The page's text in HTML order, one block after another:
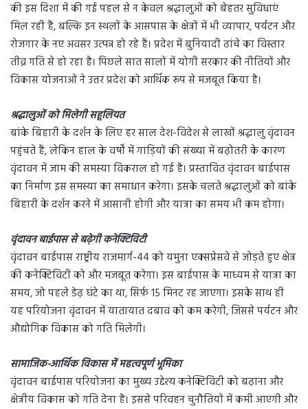
की इस दिशा में की गई पहल से न केवल श्रद्धालुओं को बेहतर सुविधाएं
मिल रही हैं, बल्कि इन स्थलों के आसपास के क्षेत्रों में भी व्यापार, पर्यटन और
रोजगार के नए अवसर उत्पन्न हो रहे हैं। प्रदेश में बुनियादी ढांचे का विस्तार
तीव्र गति से हो रहा है। पिछले सात सालों में योगी सरकार की नीतियों और
विकास योजनाओं ने उत्तर प्रदेश को आर्थिक रूप से मजबूत किया है।
श्रद्धालुओं को मिलेगी सहूलियत
बांके बिहारी के दर्शन के लिए हर साल देश-विदेश से लाखों श्रद्धालु वृंदावन
पहुंचते हैं, लेकिन हाल के वर्षों में गाड़ियों की संख्या में बढ़ोतरी के कारण
वृंदावन में जाम की समस्या विकराल हो गई है। प्रस्तावित वृंदावन बाईपास
का निर्माण इस समस्या का समाधान करेगा। इसके चलते श्रद्धालुओं को बांके
बिहारी के दर्शन करने में आसानी होगी और यात्रा का समय भी कम होगा।
वृंदावन बाईपास से बढ़ेगी कनेक्टिविटी
वृंदावन बाईपास राष्ट्रीय राजमार्ग-44 को यमुना एक्सप्रेसवे से जोड़ते हुए क्षेत्र
की कनेक्टिविटी को और मजबूत करेगा। इस बाईपास के माध्यम से यात्रा का
समय, जो पहले डेढ़ घंटे का था, सिर्फ 15 मिनट रह जाएगा। इसके साथ ही
यह परियोजना वृंदावन में यातायात दबाव को कम करेगी, जिससे पर्यटन और
औद्योगिक विकास को गति मिलेगी।
सामाजिक-आर्थिक विकास में महत्वपूर्ण भूमिका
वृंदावन बाईपास परियोजना का मुख्य उद्देश्य कनेक्टिविटी को बढ़ाना और
क्षेत्रीय विकास को गति देना है। इससे परिवहन चुनौतियों में कमी आएगी और